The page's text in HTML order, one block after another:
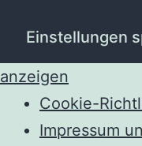
Einstellungen
anzeigen
Cookie-
Impressum